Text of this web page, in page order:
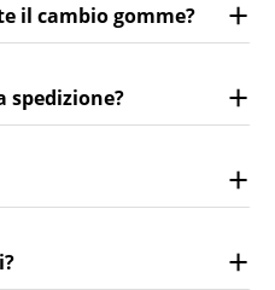
il cambio gomme?
spedizione?